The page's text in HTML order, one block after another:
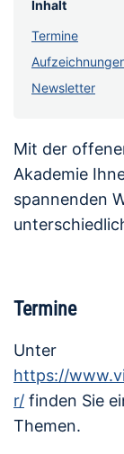
Inhalt
Termine
Newsletter
Mit der
Akademie
spannenden
Termine
Unter
https://
r/ finden Sie
Themen.